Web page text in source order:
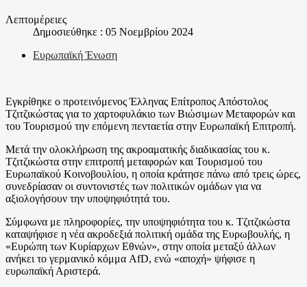
Λεπτομέρειες
Δημοσιεύθηκε : 05 Νοεμβρίου 2024
Ευρωπαϊκή Ένωση
Εγκρίθηκε ο προτεινόμενος Έλληνας Επίτροπος Απόστολος
Τζιτζικώστας για το χαρτοφυλάκιο των Βιώσιμων Μεταφορών και
του Τουρισμού την επόμενη πενταετία στην Ευρωπαϊκή Επιτροπή.
Μετά την ολοκλήρωση της ακροαματικής διαδικασίας του κ.
Τζιτζικώστα στην επιτροπή μεταφορών και Τουρισμού του
Ευρωπαϊκού Κοινοβουλίου, η οποία κράτησε πάνω από τρεις ώρες,
συνεδρίασαν οι συντονιστές των πολιτικών ομάδων για να
αξιολογήσουν την υποψηφιότητά του.
Σύμφωνα με πληροφορίες, την υποψηφιότητα του κ. Τζιτζικώστα
καταψήφισε η νέα ακροδεξιά πολιτική ομάδα της Ευρωβουλής, η
«Ευρώπη των Κυρίαρχων Εθνών», στην οποία μεταξύ άλλων
ανήκει το γερμανικό κόμμα AfD, ενώ «αποχή» ψήφισε η
ευρωπαϊκή Αριστερά.